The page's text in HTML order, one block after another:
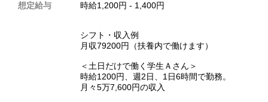
想定給与 時給1,200円 - 1,400円
シフト・収入例
月収79200円（扶養内で働けます）
＜土日だけで働く学生Ａさん＞
時給1200円、週2日、1日6時間で勤務。
月々5万7,600円の収入